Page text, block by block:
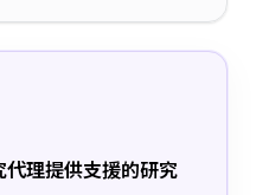
理提供支援的研究